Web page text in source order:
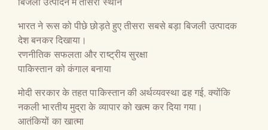
भारत ने रूस को पीछे छोड़ते हुए तीसरा सबसे बड़ा बिजली उत्पादक
देश बनकर दिखाया।
रणनीतिक सफलता और राष्ट्रीय सुरक्षा
पाकिस्तान को कंगाल बनाया
मोदी सरकार के तहत पाकिस्तान की अर्थव्यवस्था ढह गई, क्योंकि
नकली भारतीय मुद्रा के व्यापार को खत्म कर दिया गया।
आतंकियों का खात्मा